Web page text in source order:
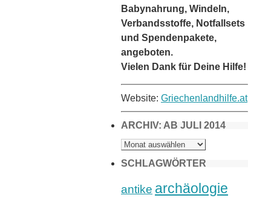
Babynahrung, Windeln,
Verbandsstoffe, Notfallsets
und Spendenpakete,
angeboten.
Vielen Dank für Deine Hilfe!
Website: Griechenlandhilfe.at
ARCHIV: AB JULI 2014
ARCHIV:
AB
2014
SCHLAGWÖRTER
antike archäologie